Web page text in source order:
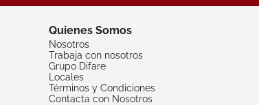
Quienes Somos
Nosotros
Trabaja con nosotros
Grupo Difare
Locales
Términos y Condiciones
Contacta con Nosotros